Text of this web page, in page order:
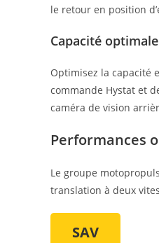
le retour en position
Capacité
Optimisez la capacité
commande Hystat et
caméra de vision
Performances
Le groupe
translation à deux
SAV